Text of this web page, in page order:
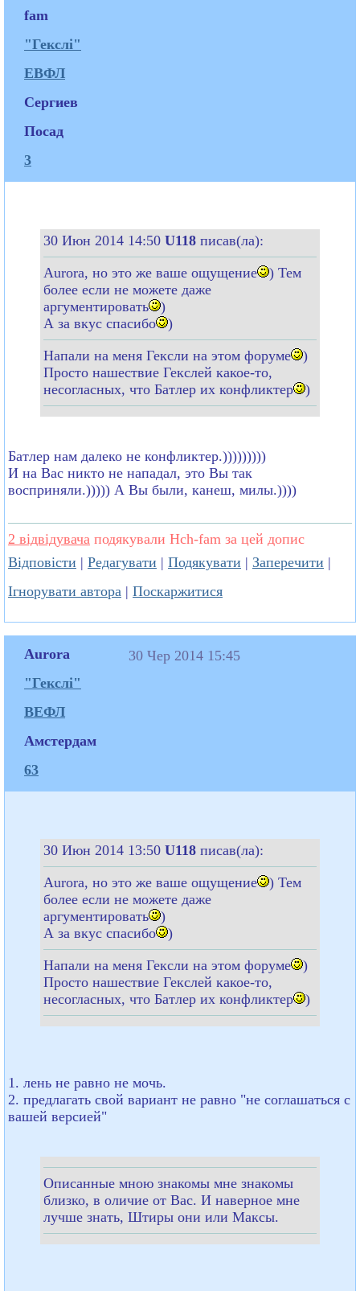
fam
"Гекслі"
ЕВФЛ
Сергиев
Посад
3
30 Июн 2014 14:50 U118 писав(ла):
Aurora, но это же ваше ощущение
) Тем
более если не можете даже
аргументировать
)
А за вкус спасибо
)
Напали на меня Гексли на этом форуме
)
Просто нашествие Гекслей какое-то,
несогласных, что Батлер их конфликтер
)
Батлер нам далеко не конфликтер.)))))))))
И на Вас никто не нападал, это Вы так
восприняли.))))) А Вы были, канеш, милы.))))
2 відвідувача подякували Hch-fam за цей допис
Відповісти | Редагувати | Подякувати | Заперечити |
Ігнорувати автора | Поскаржитися
Aurora
"Гекслі"
ВЕФЛ
Амстердам
63
30 Чер 2014 15:45
30 Июн 2014 13:50 U118 писав(ла):
Aurora, но это же ваше ощущение
) Тем
более если не можете даже
аргументировать
)
А за вкус спасибо
)
Напали на меня Гексли на этом форуме
)
Просто нашествие Гекслей какое-то,
несогласных, что Батлер их конфликтер
)
1. лень не равно не мочь.
2. предлагать свой вариант не равно "не соглашаться с
вашей версией"
Описанные мною знакомы мне знакомы
близко, в оличие от Вас. И наверное мне
лучше знать, Штиры они или Максы.